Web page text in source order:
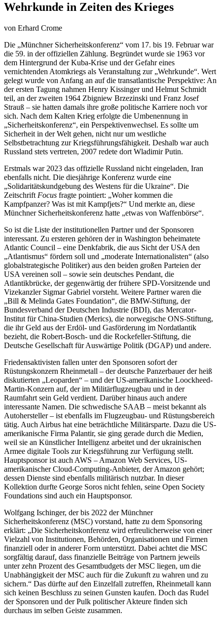
Wehrkunde in Zeiten des Krieges
von Erhard Crome
Die „Münchner Sicherheitskonferenz“ vom 17. bis 19. Februar war
die 59. in der offiziellen Zählung. Begründet wurde sie 1963 vor
dem Hintergrund der Kuba-Krise und der Gefahr eines
vernichtenden Atomkriegs als Veranstaltung zur „Wehrkunde“. Wert
gelegt wurde von Anfang an auf die transatlantische Perspektive: An
der ersten Tagung nahmen Henry Kissinger und Helmut Schmidt
teil, an der zweiten 1964 Zbigniew Brzezinski und Franz Josef
Strauß – sie hatten damals ihre große politische Karriere noch vor
sich. Nach dem Kalten Krieg erfolgte die Umbenennung in
„Sicherheitskonferenz“, ein Perspektivenwechsel. Es sollte um
Sicherheit in der Welt gehen, nicht nur um westliche
Selbstbetrachtung zur Kriegsführungsfähigkeit. Deshalb war auch
Russland stets vertreten, 2007 redete dort Wladimir Putin.
Erstmals war 2023 das offizielle Russland nicht eingeladen, Iran
ebenfalls nicht. Die diesjährige Konferenz wurde eine
„Solidaritätskundgebung des Westens für die Ukraine“. Die
Zeitschrift Focus fragte pointiert: „Woher kommen die
Kampfpanzer? Was ist mit Kampfjets?“ Und merkte an, diese
Münchner Sicherheitskonferenz hatte „etwas von Waffenbörse“.
So ist die Liste der institutionellen Partner und der Sponsoren
interessant. Zu ersteren gehören der in Washington beheimatete
Atlantic Council – eine Denkfabrik, die aus Sicht der USA den
„Atlantismus“ fördern soll und „moderate Internationalisten“ (also
globalstrategische Politiker) aus den beiden großen Parteien der
USA vereinen soll – sowie sein deutsches Pendant, die
Atlantikbrücke, der gegenwärtig der frühere SPD-Vorsitzende und
Vizekanzler Sigmar Gabriel vorsteht. Weitere Partner waren die
„Bill & Melinda Gates Foundation“, die BMW-Stiftung, der
Bundesverband der Deutschen Industrie (BDI), das Mercator-
Institut für China-Studien (Merics), die norwegische ONS-Stiftung,
die ihr Geld aus der Erdöl- und Gasförderung im Nordatlantik
bezieht, die Robert-Bosch- und die Rockefeller-Stiftung, die
Deutsche Gesellschaft für Auswärtige Politik (DGAP) und andere.
Friedensaktivisten fallen unter den Sponsoren sofort der
Rüstungskonzern Rheinmetall – der deutsche Panzerbauer der heiß
diskutierten „Leoparden“ – und der US-amerikanische Loockheed-
Martin-Konzern auf, der im Militärflugzeugbau und in der
Raumfahrt sein Geld verdient. Darüber hinaus auch andere
interessante Namen. Die schwedische SAAB – meist bekannt als
Autohersteller – ist ebenfalls im Flugzeugbau- und Rüstungsbereich
tätig. Auch Airbus hat eine beträchtliche Militärsparte. Dazu die US-
amerikanische Firma Palantir, sie ging gerade durch die Medien,
weil sie an Künstlicher Intelligenz arbeitet und der ukrainischen
Armee digitale Tools zur Kriegsführung zur Verfügung stellt.
Hauptsponsor ist auch AWS – Amazon Web Services, US-
amerikanischer Cloud-Computing-Anbieter, der Amazon gehört;
dessen Dienste sind ebenfalls militärisch nutzbar. In dieser
Kollektion durfte George Soros nicht fehlen, seine Open Society
Foundations sind auch ein Hauptsponsor.
Wolfgang Ischinger, der bis 2022 der Münchner
Sicherheitskonferenz (MSC) vorstand, hatte zu dem Sponsoring
erklärt: „Die Sicherheitskonferenz wird erfreulicherweise von einer
Vielzahl von Institutionen, Behörden, Organisationen und Firmen
finanziell oder in anderer Form unterstützt. Dabei achtet die MSC
sorgfältig darauf, dass finanzielle Beiträge von Partnern jeweils
unter zehn Prozent des Gesamtbudgets der MSC liegen, um die
Unabhängigkeit der MSC auch für die Zukunft zu wahren und zu
sichern.“ Das dürfte auf den Einzelfall zutreffen, Rheinmetall kann
sich keinen Beschluss zu seinen Gunsten kaufen. Doch das Rudel
der Sponsoren und der Pulk politischer Akteure finden sich
durchaus im selben Geiste zusammen.